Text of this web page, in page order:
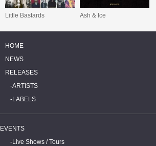
Little Bastards Ash & Ice
HOME
NEWS
RELEASES
ARTISTS
LABELS
EVENTS
Live Shows / Tours